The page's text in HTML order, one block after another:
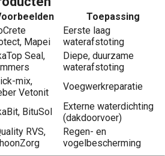
Toepassing
Mapei
Eerste laag
waterafstoting
Seal,
Diepe, duurzame
waterafstoting
mix,
Vetonit
Voegwerkreparatie
BituSol
Externe waterdichting
(dakdoorvoer)
RVS,
Regen- en
vogelbescherming